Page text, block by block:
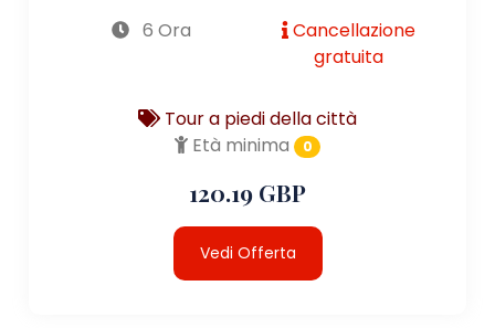
6 Ora
Cancellazione
gratuita
Tour a piedi della città
Età minima
0
120.19 GBP
Vedi Offerta